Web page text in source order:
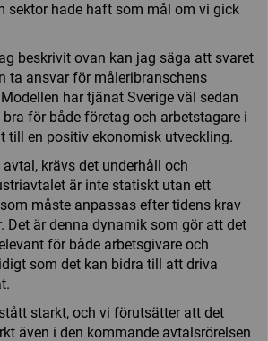
sektor hade haft som mål om vi gick
beskrivit ovan kan jag säga att svaret
ta ansvar för måleribranschens
har tjänat Sverige väl sedan
för både företag och arbetstagare i
till en positiv ekonomisk utveckling.
krävs det underhåll och
är inte statiskt utan ett
måste anpassas efter tidens krav
Det är denna dynamik som gör att det
för både arbetsgivare och
som det kan bidra till att driva
starkt, och vi förutsätter att det
även i den kommande avtalsrörelsen